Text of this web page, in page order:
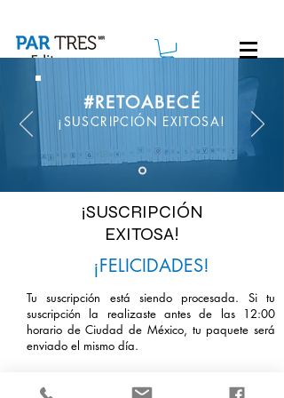
Editorial De venta en
#RETOABECÉ
¡SUSCRIPCIÓN EXITOSA!
¡SUSCRIPCIÓN
EXITOSA!
¡FELICIDADES!
Tu suscripción está siendo procesada. Si tu
suscripción la realizaste antes de las 12:00
horario de Ciudad de México, tu paquete será
enviado el mismo día.
horario de Ciudad de México, tu paquete se